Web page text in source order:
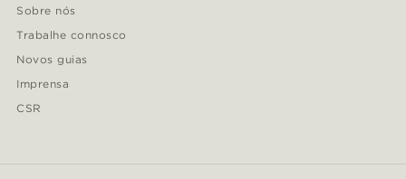
Sobre nós
Trabalhe connosco
Novos guias
Imprensa
CSR